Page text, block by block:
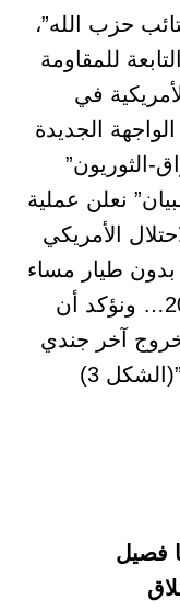
حزب الله”،
للمقاومة
في
الجديدة
الثوريون”
نعلن عملية
الأمريكي
طيار مساء
الأحد 27 تشرين الأول/ أكتوبر 2024… ونؤكد أن
آخر جندي
3)
فصيل